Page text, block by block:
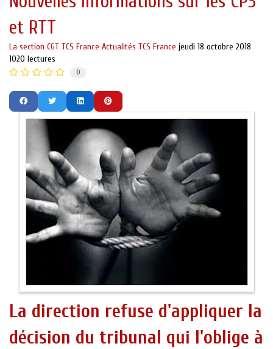
et RTT
La section CGT TCS France Actualités TCS France jeudi 18 octobre 2018
1020 lectures
0
La direction refuse d'appliquer la
décision du tribunal qui l'oblige à